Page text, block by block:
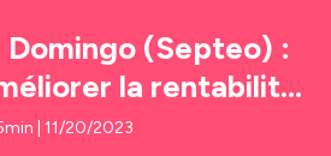
(Septeo) :
la rentabilité
dans un
| 11/20/2023